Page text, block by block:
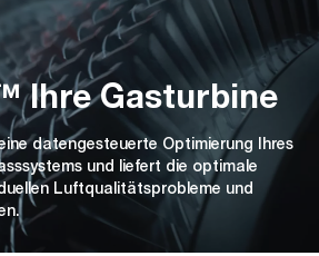
Ihre Gasturbine
datengesteuerte Optimierung Ihres
und liefert die optimale
Luftqualitätsprobleme und